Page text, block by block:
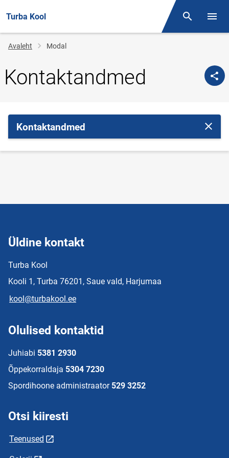
Turba Kool Otsing
Jälglink
Avaleht Modal
Kontaktandmed
Kontaktandmed Sulge
Üldine kontakt
Turba Kool
Kooli 1, Turba 76201, Saue vald, Harjumaa
kool@turbakool.ee
Olulised kontaktid
Juhiabi 5381 2930
Õppekorraldaja 5304 7230
Spordihoone administraator 529 3252
Otsi kiiresti
Teenused